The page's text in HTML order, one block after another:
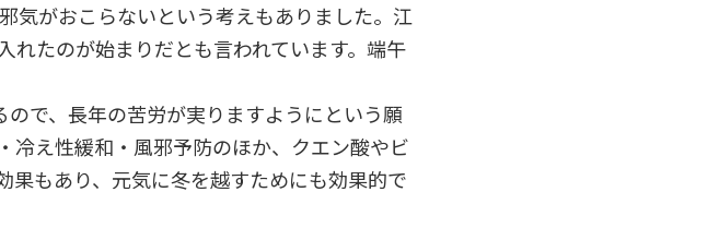
気がおこらないという考えもありました。江
れたのが始まりだとも言われています。端午
で、長年の苦労が実りますようにという願
冷え性緩和・風邪予防のほか、クエン酸やビ
果もあり、元気に冬を越すためにも効果的で